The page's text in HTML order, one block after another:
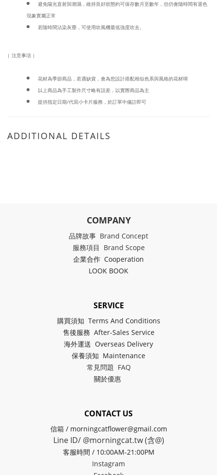
避免陽光直射與潮濕，維持良好狀態約可保存數月至數年，但仍會隨時間有退色
現象實屬正常
若隨時間沾染灰塵，可使用吹風機最低強度吹去。
| 注意事項 |
花材為季節商品，若遇缺貨，會為您設計搭配相似色系與風格的花材唷
以上商品為手工製作尺寸略有誤差，以實際商品為主
提供指定日期/代寫小卡片服務，於訂單中備註即可
ADDITIONAL DETAILS
COMPANY
品牌故事 Brand Concept
服務項目 Brand Scope
企業合作 Cooperation
LOOK BOOK
SERVICE
購買須知 Terms And Conditions
售後服務 After-Sales Service
海外運送 Overseas Delivery
保養須知 Maintenance
常見問題 FAQ
關於優惠
CONTACT US
信箱 / morningcatflower@gmail.com
Line ID/ @morningcat.tw (含@)
客服時間 / 10:00AM-21:00PM
Instagram